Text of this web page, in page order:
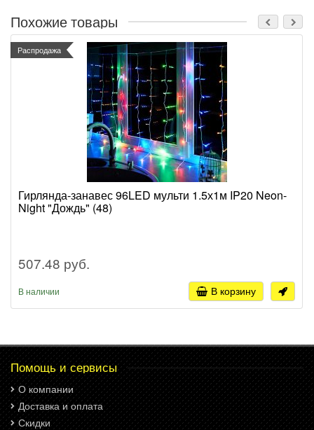
Похожие товары
Распродажа
Гирлянда-занавес 96LED мульти 1.5х1м IP20 Neon-
Night "Дождь" (48)
507.48 руб.
В наличии В корзину
Помощь и сервисы
О компании
Доставка и оплата
Скидки